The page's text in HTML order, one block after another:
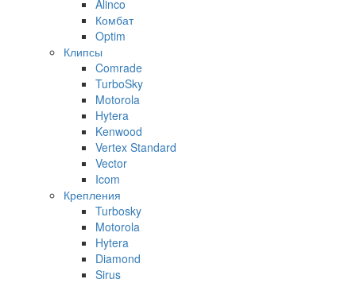
Alinco
Комбат
Optim
Клипсы
Comrade
TurboSky
Motorola
Hytera
Kenwood
Vertex Standard
Vector
Icom
Крепления
Turbosky
Motorola
Hytera
Diamond
Sirus